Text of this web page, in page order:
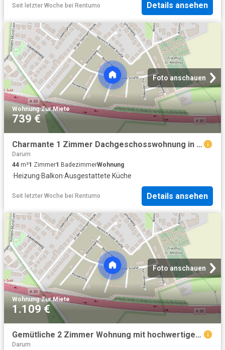
Seit letzter Woche bei Rentumo Details ansehen
Foto anschauen
Wohnung·Zur Miete
739 €
Charmante 1 Zimmer Dachgeschosswohnung in ruhiger Lage mit Einbauküche
Darum
44 m²1 Zimmer1 BadezimmerWohnung
·Heizung·Balkon·Ausgestattete Küche
Seit letzter Woche bei Rentumo Details ansehen
Foto anschauen
Wohnung·Zur Miete
1.109 €
Gemütliche 2 Zimmer Wohnung mit hochwertiger Küche in Osnabrück
Darum